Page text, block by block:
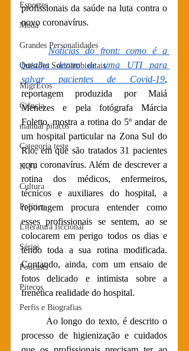
Esportes
Moda
Grandes Personalidades
Questões Socioambientais
MigrEcos
Ciência
manual pitacos
Categoria teste
HQ's
Cultura
Política
Literatura ficcional
Séries
Podcasts
Pitecos
Perfis e Biografias
profissionais da saúde na luta contra o
novo coronavírus.
Notícias do front: como é a
batalha dentro de uma UTI para
salvar pacientes de Covid-19,
reportagem produzida por Maiá
Menezes e pela fotógrafa Márcia
Foletto, mostra a rotina do 5º andar de
um hospital particular na Zona Sul do
Rio, em que são tratados 31 pacientes
com coronavírus. Além de descrever a
rotina dos médicos, enfermeiros,
técnicos e auxiliares do hospital, a
reportagem procura entender como
esses profissionais se sentem, ao se
colocarem em perigo todos os dias e
tendo toda a sua rotina modificada.
Contando, ainda, com um ensaio de
fotos delicado e intimista sobre a
frenética realidade do hospital.
Ao longo do texto, é descrito o
processo de higienização e cuidados